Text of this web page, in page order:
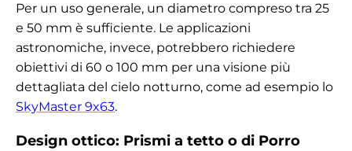
Per un uso generale, un diametro compreso tra 25
e 50 mm è sufficiente. Le applicazioni
astronomiche, invece, potrebbero richiedere
obiettivi di 60 o 100 mm per una visione più
dettagliata del cielo notturno, come ad esempio lo
SkyMaster 9x63.
Design ottico: Prismi a tetto o di Porro